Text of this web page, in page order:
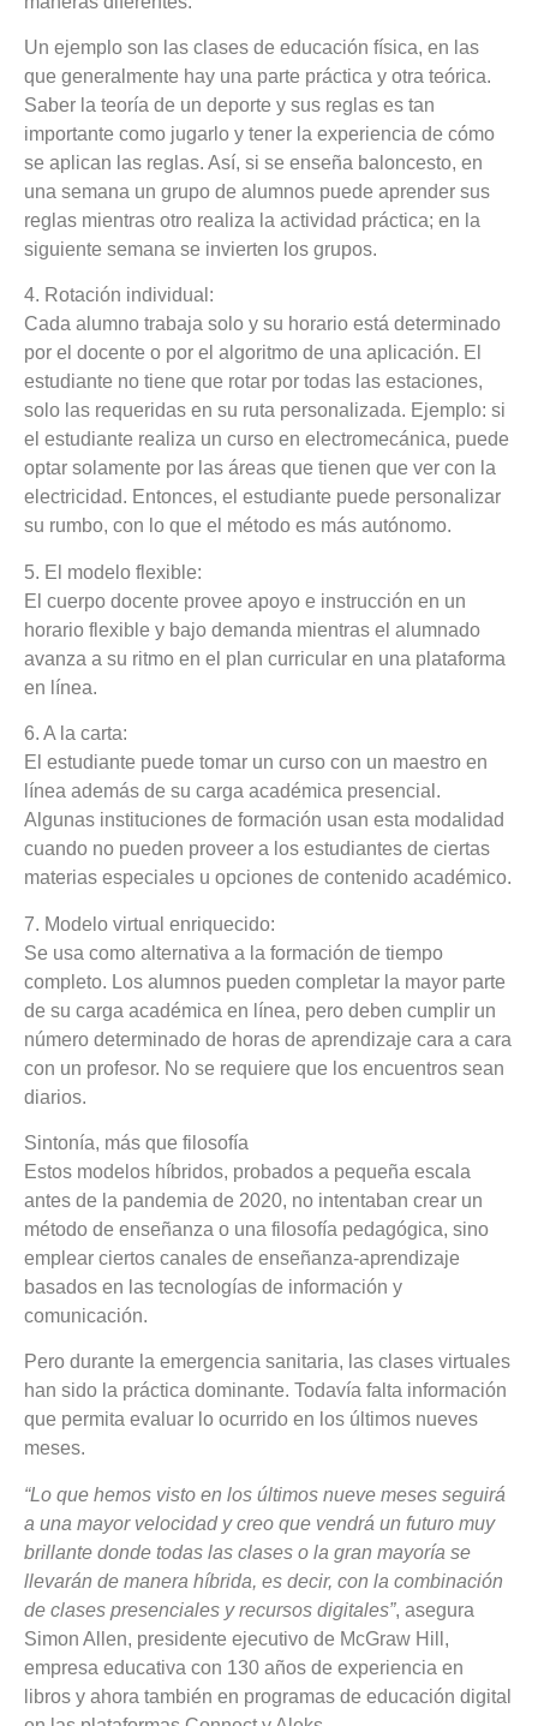
Un ejemplo son las clases de educación física, en las
que generalmente hay una parte práctica y otra teórica.
Saber la teoría de un deporte y sus reglas es tan
importante como jugarlo y tener la experiencia de cómo
se aplican las reglas. Así, si se enseña baloncesto, en
una semana un grupo de alumnos puede aprender sus
reglas mientras otro realiza la actividad práctica; en la
siguiente semana se invierten los grupos.
4. Rotación individual:
Cada alumno trabaja solo y su horario está determinado
por el docente o por el algoritmo de una aplicación. El
estudiante no tiene que rotar por todas las estaciones,
solo las requeridas en su ruta personalizada. Ejemplo: si
el estudiante realiza un curso en electromecánica, puede
optar solamente por las áreas que tienen que ver con la
electricidad. Entonces, el estudiante puede personalizar
su rumbo, con lo que el método es más autónomo.
5. El modelo flexible:
El cuerpo docente provee apoyo e instrucción en un
horario flexible y bajo demanda mientras el alumnado
avanza a su ritmo en el plan curricular en una plataforma
en línea.
6. A la carta:
El estudiante puede tomar un curso con un maestro en
línea además de su carga académica presencial.
Algunas instituciones de formación usan esta modalidad
cuando no pueden proveer a los estudiantes de ciertas
materias especiales u opciones de contenido académico.
7. Modelo virtual enriquecido:
Se usa como alternativa a la formación de tiempo
completo. Los alumnos pueden completar la mayor parte
de su carga académica en línea, pero deben cumplir un
número determinado de horas de aprendizaje cara a cara
con un profesor. No se requiere que los encuentros sean
diarios.
Sintonía, más que filosofía
Estos modelos híbridos, probados a pequeña escala
antes de la pandemia de 2020, no intentaban crear un
método de enseñanza o una filosofía pedagógica, sino
emplear ciertos canales de enseñanza-aprendizaje
basados en las tecnologías de información y
comunicación.
Pero durante la emergencia sanitaria, las clases virtuales
han sido la práctica dominante. Todavía falta información
que permita evaluar lo ocurrido en los últimos nueves
meses.
“Lo que hemos visto en los últimos nueve meses seguirá
a una mayor velocidad y creo que vendrá un futuro muy
brillante donde todas las clases o la gran mayoría se
llevarán de manera híbrida, es decir, con la combinación
de clases presenciales y recursos digitales”, asegura
Simon Allen, presidente ejecutivo de McGraw Hill,
empresa educativa con 130 años de experiencia en
libros y ahora también en programas de educación digital